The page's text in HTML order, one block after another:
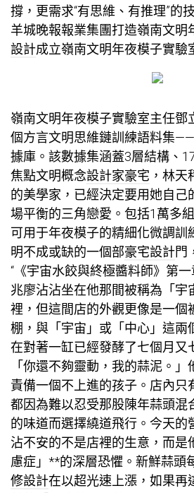
撐，更需求“有思維、有推理”的
羊城晚報報業集團打造嶺南文明
設計成立嶺南文明年夜模子實驗
嶺南文明年夜模子實驗室主任鄧
個方言文明思維鏈訓練語料集
據庫。該數據集涵蓋3層結構、
焦點文明概念設計家豪宅 ，林
的美學家，已經決定要用她自己
場平衡的三角戀愛。包括1萬多
可用于年夜模子的精細化微調訓
明不成或缺的一個部豪宅設計門
“《宇宙水餃與終極醬料師》第
兆廖沾沾坐在他那間被稱為「宇
裡，但這間店的外觀更像是一個
棚，與「宇宙」或「中心」這兩
在對著一缸已經發酵了七個月又
「你還不夠靈動，我的蒜泥。
責備一個不上進的孩子。店內只
都因為難以忍受那股陳年蒜頭混
的味道而選擇繞道飛行。今天的
沾不安的不是店裡的生意，而是
慮症」**的深層恐懼。新鮮蒜頭
修設計在以超光速上漲，如果再